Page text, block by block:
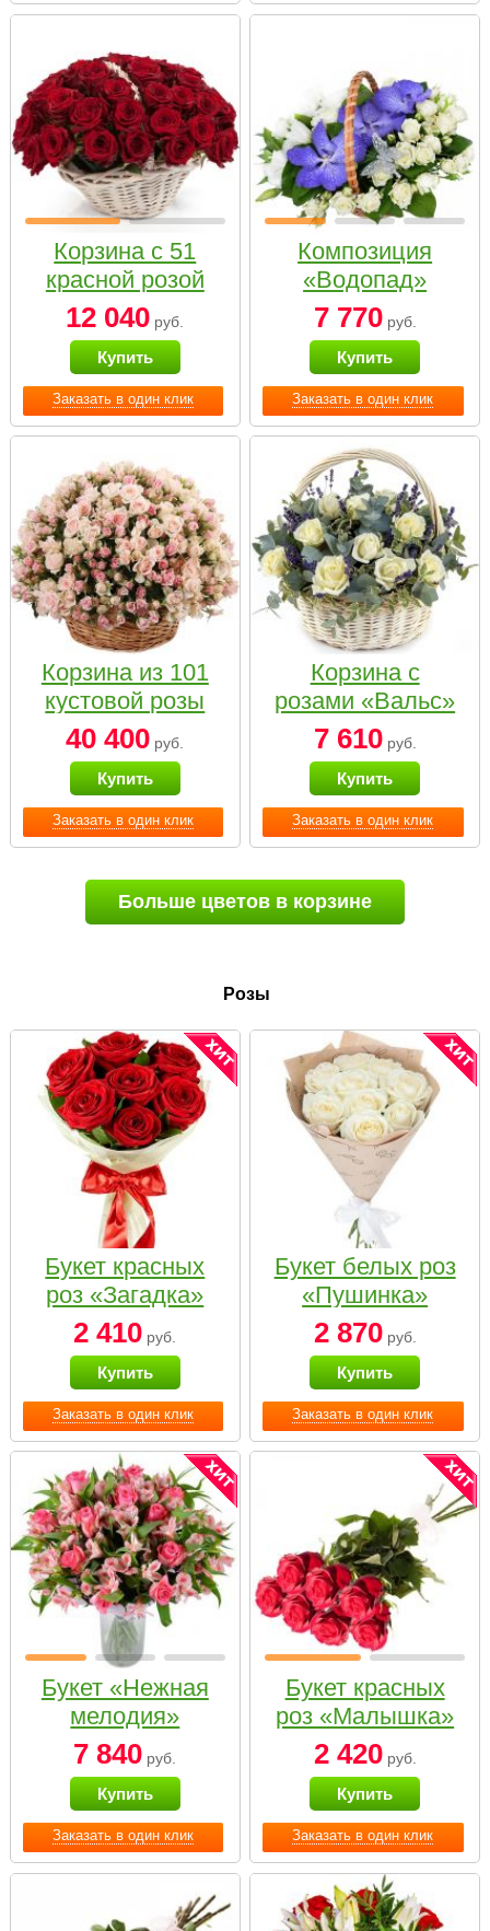
Заказать в один клик
Корзина с 51
красной розой
12 040 руб.
Купить
Заказать в один клик
Композиция
«Водопад»
7 770руб.
Купить
Заказать в один клик
Корзина из 101
кустовой розы
нежных тонов
40 400 руб.
Купить
Заказать в один клик
Корзина с
розами «Вальс»
7 610руб.
Купить
Больше цветов в корзине
Розы
Заказать в один клик
Букет красных
роз «Загадка»
2 410 руб.
Купить
Заказать в один клик
Букет белых роз
«Пушинка»
2 870руб.
Купить
Заказать в один клик
Букет «Нежная
мелодия»
7 840 руб.
Купить
Заказать в один клик
Букет красных
роз «Малышка»
2 420руб.
Купить